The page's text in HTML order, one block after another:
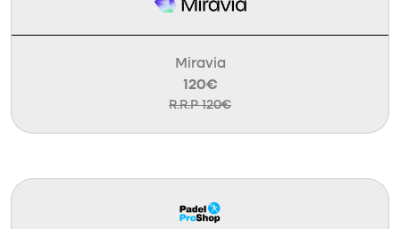
Miravia
120€
R.R.P 120€